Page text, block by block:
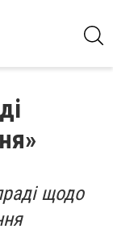
щодо